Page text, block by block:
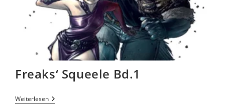
Freaks‘ Squeele Bd.1
Weiterlesen